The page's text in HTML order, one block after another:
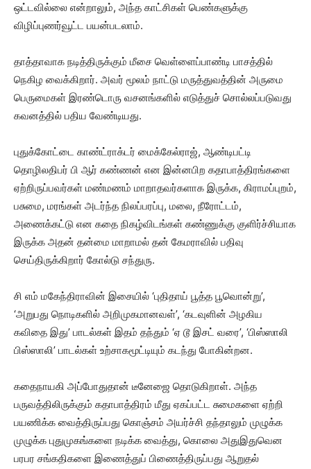
ஒட்டவில்லை என்றாலும், அந்த காட்சிகள் பெண்களுக்கு
விழிப்புணர்வூட்ட பயன்படலாம்.
தாத்தாவாக நடித்திருக்கும் மீசை வெள்ளைப்பாண்டி பாசத்தில்
நெகிழ வைக்கிறார். அவர் மூலம் நாட்டு மருத்துவத்தின் அருமை
பெருமைகள் இரண்டொரு வசனங்களில் எடுத்துச் சொல்லப்படுவது
கவனத்தில் பதிய வேண்டியது.
புதுக்கோட்டை காண்ட்ராக்டர் மைக்கேல்ராஜ், ஆண்டிபட்டி
தொழிலதிபர் பி ஆர் கண்ணன் என இன்னபிற கதாபாத்திரங்களை
ஏற்றிருப்பவர்கள் மண்மணம் மாறாதவர்களாக இருக்க, கிராமப்புறம்,
பசுமை, மரங்கள் அடர்ந்த நிலப்பரப்பு, மலை, நீரோட்டம்,
அணைக்கட்டு என கதை நிகழ்விடங்கள் கண்ணுக்கு குளிர்ச்சியாக
இருக்க அதன் தன்மை மாறாமல் தன் கேமராவில் பதிவு
செய்திருக்கிறார் கோல்டு சந்துரு.
சி எம் மகேந்திராவின் இசையில் ‘புதிதாய் பூத்த பூவொன்று’,
‘அறுபது நொடிகளில் அறிமுகமானவள்’, ‘கடவுளின் அழகிய
கவிதை இது’ பாடல்கள் இதம் தந்தும் ‘ஏ டூ இசட் வரை’, ‘பிஸ்ஸாலி
பிஸ்ஸாலி’ பாடல்கள் உற்சாகமூட்டியும் கடந்து போகின்றன.
கதைநாயகி அப்போதுதான் டீனேஜை தொடுகிறாள். அந்த
பருவத்திலிருக்கும் கதாபாத்திரம் மீது ஏகப்பட்ட சுமைகளை ஏற்றி
பயணிக்க வைத்திருப்பது கொஞ்சம் அயர்ச்சி தந்தாலும் முழுக்க
முழுக்க புதுமுகங்களை நடிக்க வைத்து, கொலை அதுஇதுவென
பரபர சங்கதிகளை இணைத்துப் பிணைத்திருப்பது ஆறுதல்